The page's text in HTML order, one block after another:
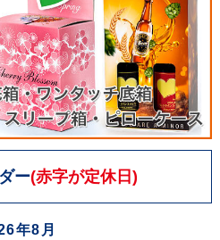
ー(赤字が定休日)
年8月